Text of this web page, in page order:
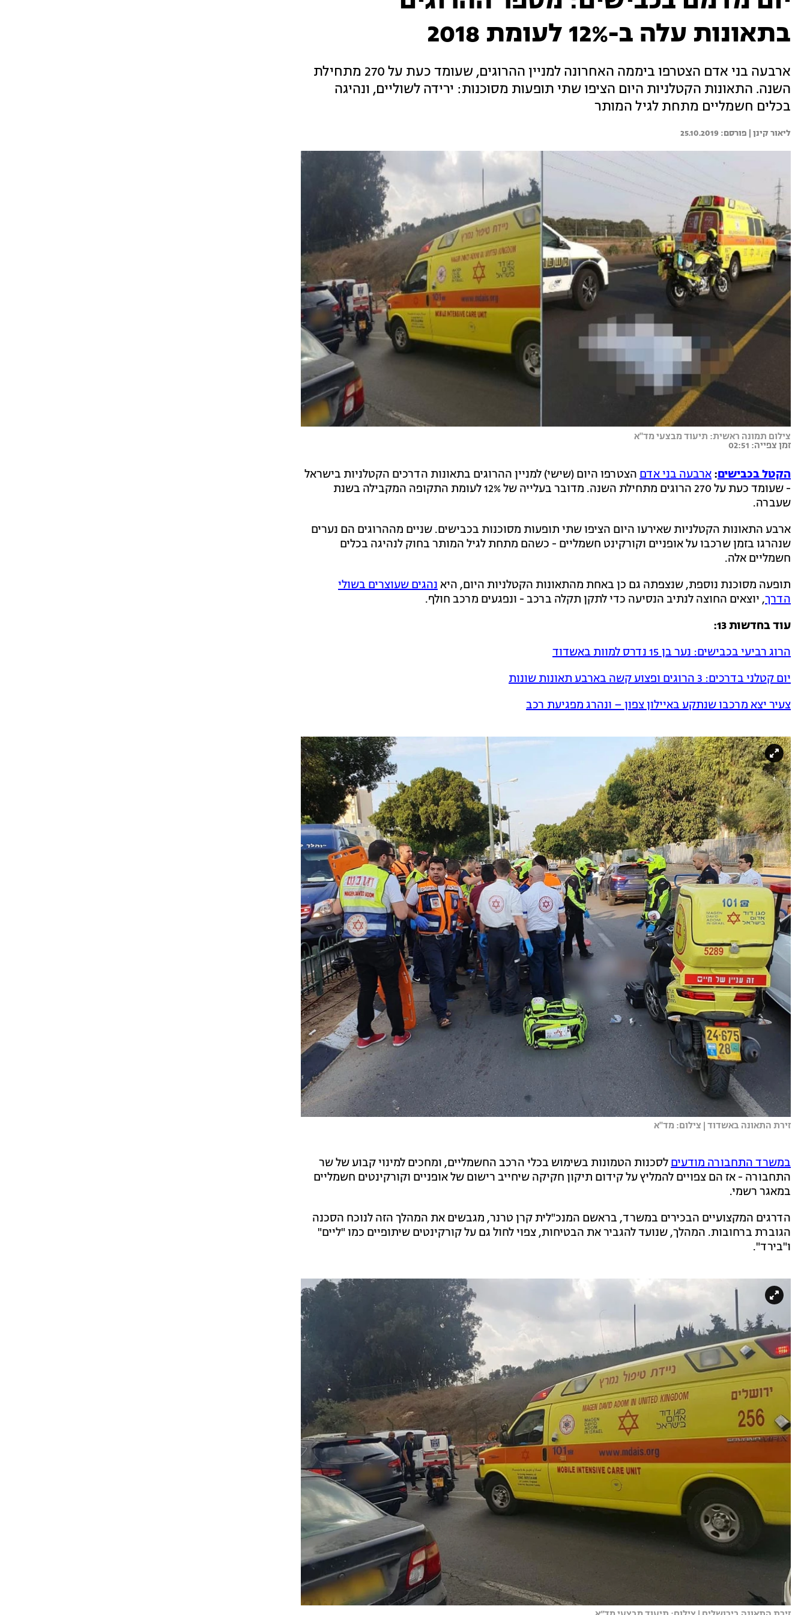
בתאונות עלה ב-12% לעומת 2018
ארבעה בני אדם הצטרפו ביממה האחרונה למניין ההרוגים, שעומד כעת על 270 מתחילת
השנה. התאונות הקטלניות היום הציפו שתי תופעות מסוכנות: ירידה לשוליים, ונהיגה
בכלים חשמליים מתחת לגיל המותר
ליאור קינן | 25.10.2019
צילום תמונה ראשית: תיעוד מבצעי מד"א
זמן צפייה: 02:51
הקטל בכבישים: ארבעה בני אדם הצטרפו היום (שישי) למניין ההרוגים בתאונות הדרכים הקטלניות בישראל
- שעומד כעת על 270 הרוגים מתחילת השנה. מדובר בעלייה של 12% לעומת התקופה המקבילה בשנת
שעברה.
ארבע התאונות הקטלניות שאירעו היום הציפו שתי תופעות מסוכנות בכבישים. שניים מההרוגים הם נערים
שנהרגו בזמן שרכבו על אופניים וקורקינט חשמליים - כשהם מתחת לגיל המותר בחוק לנהיגה בכלים
חשמליים אלה.
תופעה מסוכנת נוספת, שנצפתה גם כן באחת מהתאונות הקטלניות היום, היאנהגים שעוצרים בשולי
הדרך, יוצאים החוצה לנתיב הנסיעה כדי לתקן תקלה ברכב - ונפגעים מרכב חולף.
עוד בחדשות 13:
הרוג רביעי בכבישים: נער בן 15 נדרס למוות באשדוד
יום קטלני בדרכים: 3 הרוגים ופצוע קשה בארבע תאונות שונות
צעיר יצא מרכבו שנתקע באיילון צפון – ונהרג מפגיעת רכב
זירת התאונה באשדוד | צילום: מד''א
במשרד התחבורה מודעיםלסכנות הטמונות בשימוש בכלי הרכב החשמליים, ומחכים למינוי קבוע של שר
התחבורה - אז הם צפויים להמליץ על קידום תיקון חקיקה שיחייב רישום של אופניים וקורקינטים חשמליים
במאגר רשמי.
הדרגים המקצועיים הבכירים במשרד, בראשם המנכ"לית קרן טרנר, מגבשים את המהלך הזה לנוכח הסכנה
הגוברת ברחובות. המהלך, שנועד להגביר את הבטיחות, צפוי לחול גם על קורקינטים שיתופיים כמו "ליים"
ו"בירד".